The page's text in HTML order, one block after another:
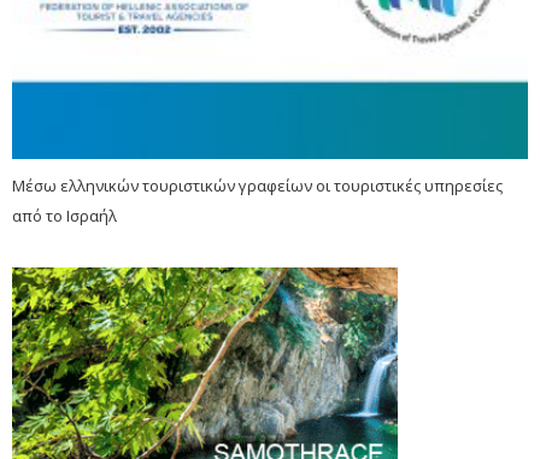
Μέσω ελληνικών τουριστικών γραφείων οι τουριστικές υπηρεσίες
από το Ισραήλ